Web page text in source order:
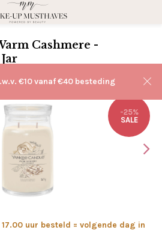
€10 vanaf €40 besteding
Cashmere -
-25%
SALE
uur besteld = volgende dag in